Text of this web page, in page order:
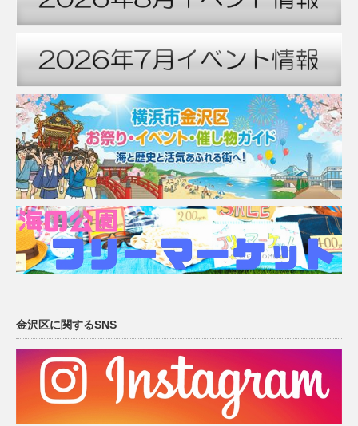
金沢区に関するSNS